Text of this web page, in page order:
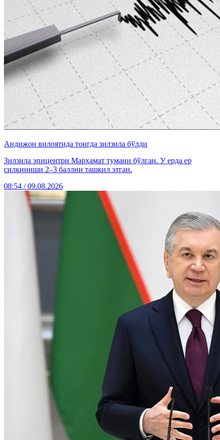
Андижон вилоятида тонгда зилзила бўлди
Зилзила эпицентри Марҳамат тумани бўлган. У ерда ер
силкиниши 2–3 баллни ташкил этган.
08:54 / 09.08.2026